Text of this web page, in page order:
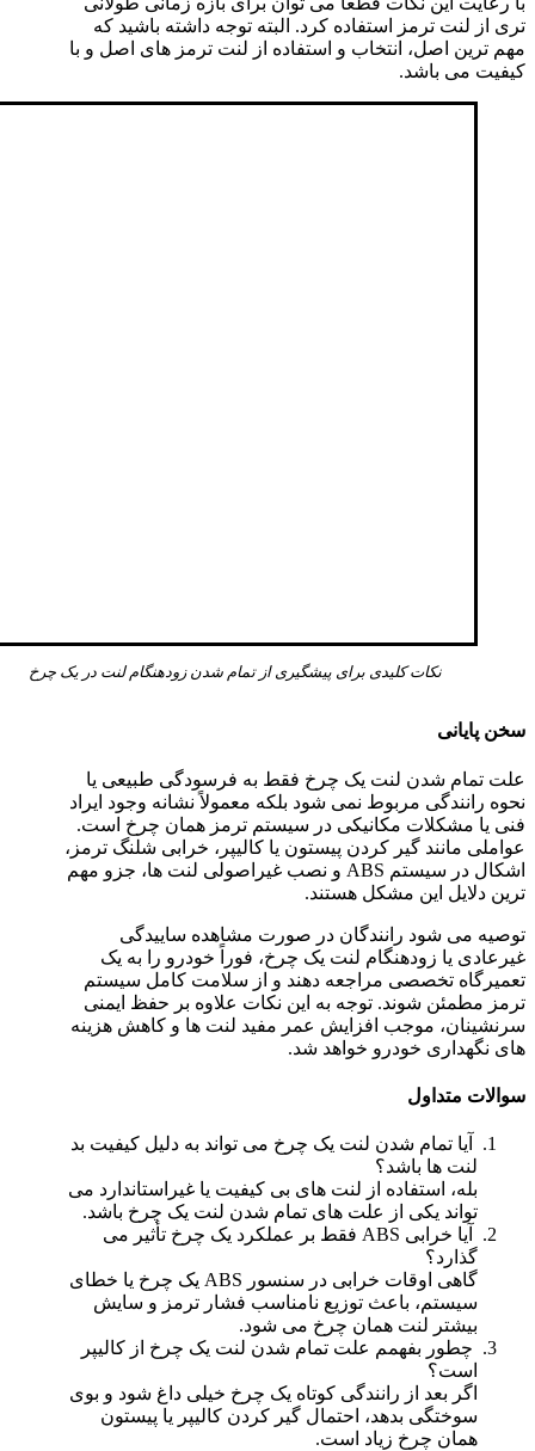
تری از لنت ترمز استفاده کرد. البته توجه داشته باشید که
مهم ترین اصل، انتخاب و استفاده از لنت ترمز های اصل و با
کیفیت می باشد.
نکات کلیدی برای پیشگیری از تمام شدن زودهنگام لنت در یک چرخ
سخن پایانی
علت تمام شدن لنت یک چرخ فقط به فرسودگی طبیعی یا
نحوه رانندگی مربوط نمی شود بلکه معمولاً نشانه وجود ایراد
فنی یا مشکلات مکانیکی در سیستم ترمز همان چرخ است.
عواملی مانند گیر کردن پیستون یا کالیپر، خرابی شلنگ ترمز،
اشکال در سیستم ABS و نصب غیراصولی لنت ها، جزو مهم
ترین دلایل این مشکل هستند.
توصیه می شود رانندگان در صورت مشاهده ساییدگی
غیرعادی یا زودهنگام لنت یک چرخ، فوراً خودرو را به یک
تعمیرگاه تخصصی مراجعه دهند و از سلامت کامل سیستم
ترمز مطمئن شوند. توجه به این نکات علاوه بر حفظ ایمنی
سرنشینان، موجب افزایش عمر مفید لنت ها و کاهش هزینه
های نگهداری خودرو خواهد شد.
سوالات متداول
آیا تمام شدن لنت یک چرخ می تواند به دلیل کیفیت بد
لنت ها باشد؟
بله، استفاده از لنت های بی کیفیت یا غیراستاندارد می
تواند یکی از علت های تمام شدن لنت یک چرخ باشد.
آیا خرابی ABS فقط بر عملکرد یک چرخ تأثیر می
گذارد؟
گاهی اوقات خرابی در سنسور ABS یک چرخ یا خطای
سیستم، باعث توزیع نامناسب فشار ترمز و سایش
بیشتر لنت همان چرخ می شود.
چطور بفهمم علت تمام شدن لنت یک چرخ از کالیپر
است؟
اگر بعد از رانندگی کوتاه یک چرخ خیلی داغ شود و بوی
سوختگی بدهد، احتمال گیر کردن کالیپر یا پیستون
همان چرخ زیاد است.